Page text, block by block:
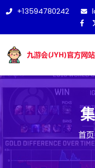
+13594780242
首页